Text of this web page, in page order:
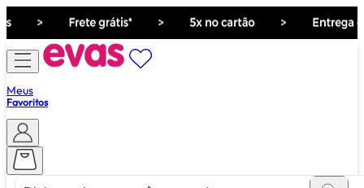
Meus
Favoritos